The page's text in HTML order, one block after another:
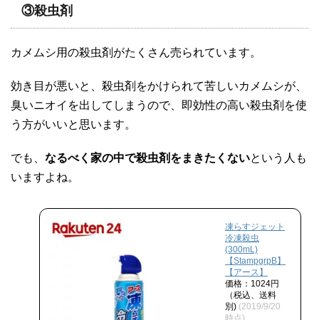
③殺虫剤
カメムシ用の殺虫剤がたくさん売られています。
効き目が悪いと、殺虫剤をかけられて苦しいカメムシが、
臭いニオイを出してしまうので、即効性の高い殺虫剤を使
う方がいいと思います。
でも、 なるべく家の中で殺虫剤をまきたくないという人も
いますよね。
凍らすジェット
冷凍殺虫
(300mL)
【StampgrpB】
【アース】
価格：1024円
（税込、送料
別) (2019/9/20
時点)